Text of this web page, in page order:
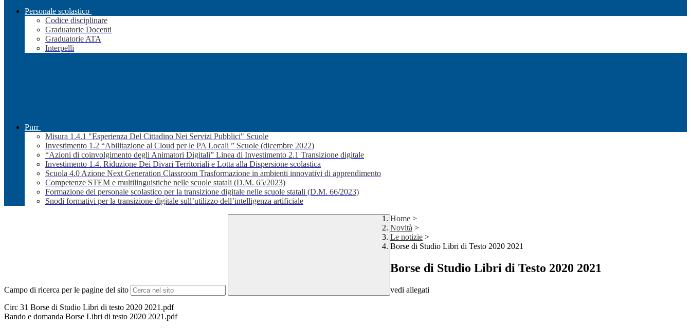
Personale scolastico
Codice disciplinare
Graduatorie Docenti
Graduatorie ATA
Interpelli
Pnrr
Misura 1.4.1 "Esperienza Del Cittadino Nei Servizi Pubblici" Scuole
Investimento 1.2 “Abilitazione al Cloud per le PA Locali ” Scuole (dicembre 2022)
“Azioni di coinvolgimento degli Animatori Digitali” Linea di Investimento 2.1 Transizione digitale
Investimento 1.4. Riduzione Dei Divari Territoriali e Lotta alla Dispersione scolastica
Scuola 4.0 Azione Next Generation Classroom Trasformazione in ambienti innovativi di apprendimento
Competenze STEM e multilinguistiche nelle scuole statali (D.M. 65/2023)
Formazione del personale scolastico per la transizione digitale nelle scuole statali (D.M. 66/2023)
Snodi formativi per la transizione digitale sull’utilizzo dell’intelligenza artificiale
Campo di ricerca per le pagine del sito
Home >
Novità >
Le notizie >
Borse di Studio Libri di Testo 2020 2021
Borse di Studio Libri di Testo 2020 2021
vedi allegati
Circ 31 Borse di Studio Libri di testo 2020 2021.pdf
Bando e domanda Borse Libri di testo 2020 2021.pdf